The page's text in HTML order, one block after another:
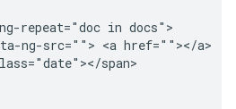
repeat="doc in docs">
ng-src=""> <a href=""></a>
span>